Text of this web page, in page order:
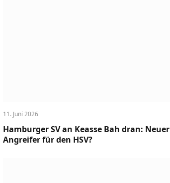
11. Juni 2026
Hamburger SV an Keasse Bah dran: Neuer
Angreifer für den HSV?